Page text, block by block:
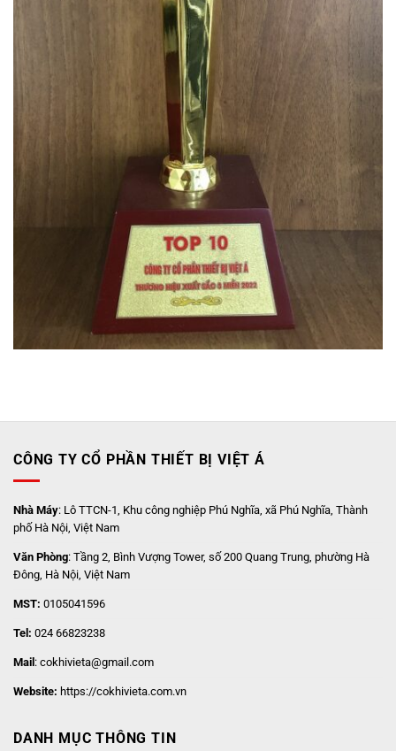
CÔNG TY CỔ PHẦN THIẾT BỊ VIỆT Á
Nhà Máy: Lô TTCN-1, Khu công nghiệp Phú Nghĩa, xã Phú Nghĩa, Thành
phố Hà Nội, Việt Nam
Văn Phòng: Tầng 2, Bình Vượng Tower, số 200 Quang Trung, phường Hà
Đông, Hà Nội, Việt Nam
MST: 0105041596
Tel: 024 66823238
Mail : cokhivieta@gmail.com
Website: https://cokhivieta.com.vn
DANH MỤC THÔNG TIN